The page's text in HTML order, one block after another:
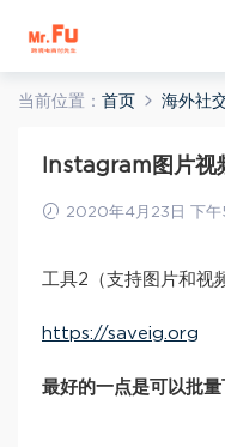
当前位置： 首页 海外社
Instagram图片视
2020年4月23日 下午
工具2（支持图片和视
https://saveig.org
最好的一点是可以批量